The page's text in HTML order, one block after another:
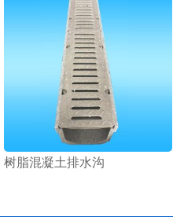
树脂混凝土排水沟